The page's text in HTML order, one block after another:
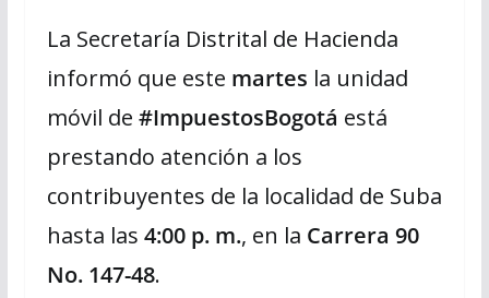
La Secretaría Distrital de Hacienda
informó que este martes la unidad
móvil de #ImpuestosBogotá está
prestando atención a los
contribuyentes de la localidad de Suba
hasta las 4:00 p. m., en la Carrera 90
No. 147-48.